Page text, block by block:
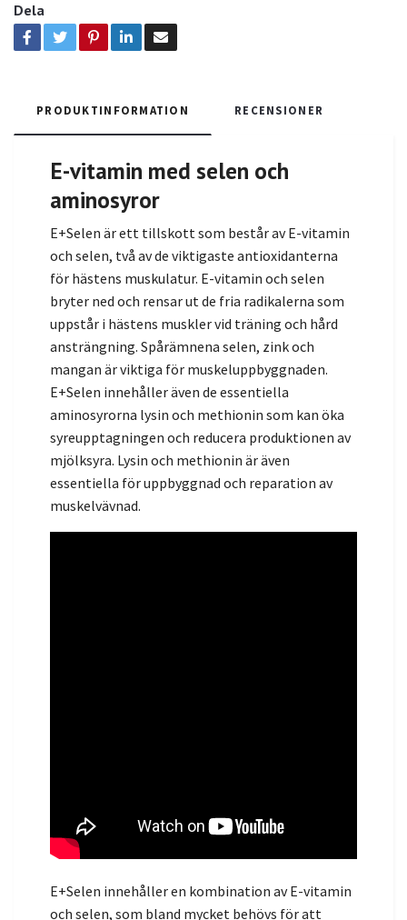
Dela
PRODUKTINFORMATION RECENSIONER
E-vitamin med selen och
aminosyror
E+Selen är ett tillskott som består av E-vitamin
och selen, två av de viktigaste antioxidanterna
för hästens muskulatur. E-vitamin och selen
bryter ned och rensar ut de fria radikalerna som
uppstår i hästens muskler vid träning och hård
ansträngning. Spårämnena selen, zink och
mangan är viktiga för muskeluppbyggnaden.
E+Selen innehåller även de essentiella
aminosyrorna lysin och methionin som kan öka
syreupptagningen och reducera produktionen av
mjölksyra. Lysin och methionin är även
essentiella för uppbyggnad och reparation av
muskelvävnad.
E+Selen innehåller en kombination av E-vitamin
och selen, som bland mycket behövs för att